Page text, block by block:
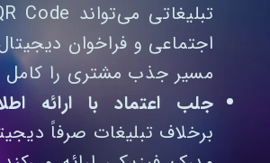
اجتماعی و فراخوان
مسیر جذب مشتری را کامل
جلب اعتماد با ارائه
برخلاف تبلیغات صرفاً